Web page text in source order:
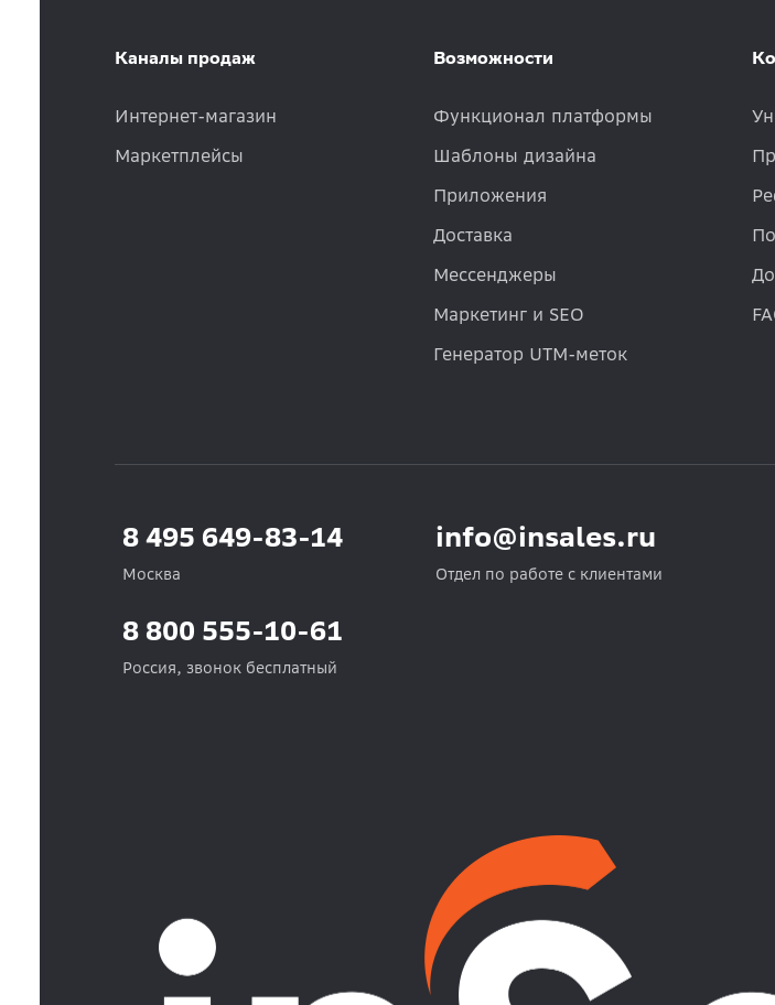
Каналы продаж
Интернет-магазин
Маркетплейсы
Возможности
Функционал платформы
Шаблоны дизайна
Приложения
Доставка
Мессенджеры
Маркетинг и SEO
Генератор UTM-меток
8 495 649-83-14
Москва
info@insales.ru
Отдел по работе с клиентами
8 800 555-10-61
Россия, звонок бесплатный